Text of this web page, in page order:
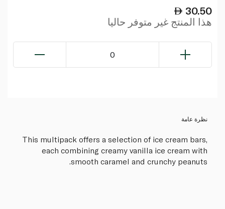
30.50
هذا المنتج غير متوفر حاليا
0
نظرة عامة
This multipack offers a selection of ice cream bars,
each combining creamy vanilla ice cream with
smooth caramel and crunchy peanuts.